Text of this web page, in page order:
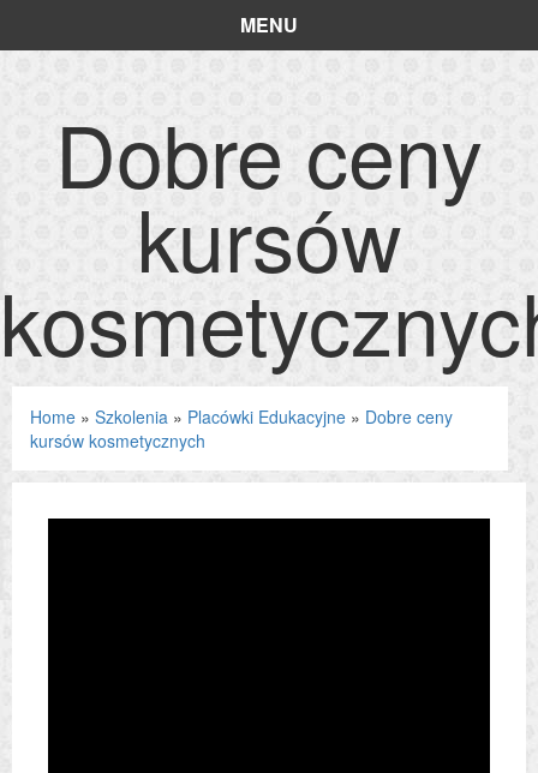
MENU
Dobre ceny
kursów
Home » Szkolenia » Placówki Edukacyjne » Dobre ceny
kursów kosmetycznych